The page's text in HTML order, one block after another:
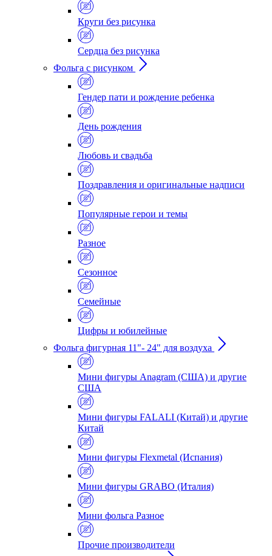
Круги без рисунка
Сердца без рисунка
Фольга с рисунком
Гендер пати и рождение ребенка
День рождения
Любовь и свадьба
Поздравления и оригинальные надписи
Популярные герои и темы
Разное
Сезонное
Семейные
Цифры и юбилейные
Фольга фигурная 11"- 24" для воздуха
Мини фигуры Anagram (США) и другие
США
Мини фигуры FALALI (Китай) и другие
Китай
Мини фигуры Flexmetal (Испания)
Мини фигуры GRABO (Италия)
Мини фольга Разное
Прочие производители